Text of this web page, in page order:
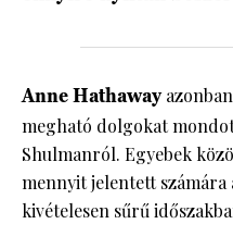
Anne Hathaway
megható dolgokat
Shulmanról. Egyebek
mennyit jelentett számára
kivételesen sűrű